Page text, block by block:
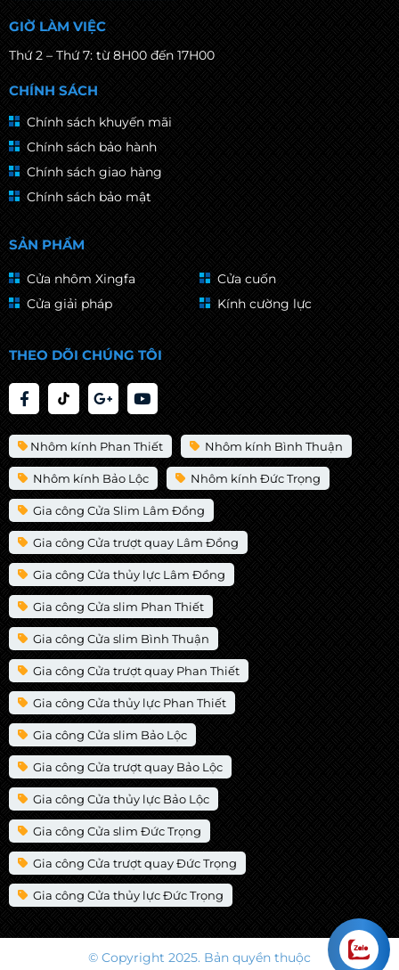
GIỜ LÀM VIỆC
Thứ 2 – Thứ 7: từ 8H00 đến 17H00
CHÍNH SÁCH
Chính sách khuyến mãi
Chính sách bảo hành
Chính sách giao hàng
Chính sách bảo mật
SẢN PHẨM
Cửa nhôm Xingfa
Cửa cuốn
Cửa giải pháp
Kính cường lực
THEO DÕI CHÚNG TÔI
Nhôm kính Phan Thiết Nhôm kính Bình Thuận
Nhôm kính Bảo Lộc Nhôm kính Đức Trọng
Gia công Cửa Slim Lâm Đồng
Gia công Cửa trượt quay Lâm Đồng
Gia công Cửa thủy lực Lâm Đồng
Gia công Cửa slim Phan Thiết
Gia công Cửa slim Bình Thuận
Gia công Cửa trượt quay Phan Thiết
Gia công Cửa thủy lực Phan Thiết
Gia công Cửa slim Bảo Lộc
Gia công Cửa trượt quay Bảo Lộc
Gia công Cửa thủy lực Bảo Lộc
Gia công Cửa slim Đức Trọng
Gia công Cửa trượt quay Đức Trọng
Gia công Cửa thủy lực Đức Trọng
© Copyright 2025. Bản quyền thuộc